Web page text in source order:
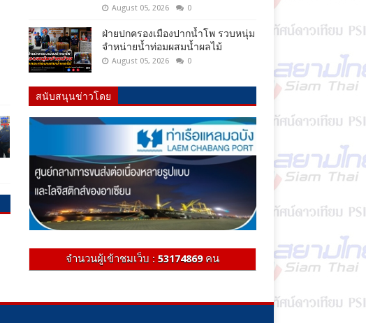
August 05, 2026 0
ฝ่ายปกครองเมืองปากน้ำโพ รวบหนุ่ม
จำหน่ายน้ำท่อมผสมน้ำผลไม้
August 05, 2026 0
สนับสนุนข่าวโดย
จำนวนผู้เข้าชมเว็บ : 53174869คน